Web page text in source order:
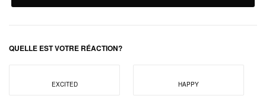
QUELLE EST VOTRE RÉACTION?
EXCITED HAPPY